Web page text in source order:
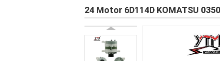
24 Motor 6D114D KOMATSU